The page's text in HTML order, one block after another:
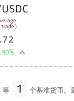
trade )
.72
.90%
等 1 个基准货币。